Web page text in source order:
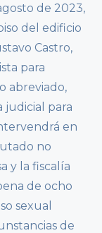
de 2023,
del edificio
Castro,
para
abreviado,
judicial para
en
no
y la fiscalía
de ocho
sexual
de